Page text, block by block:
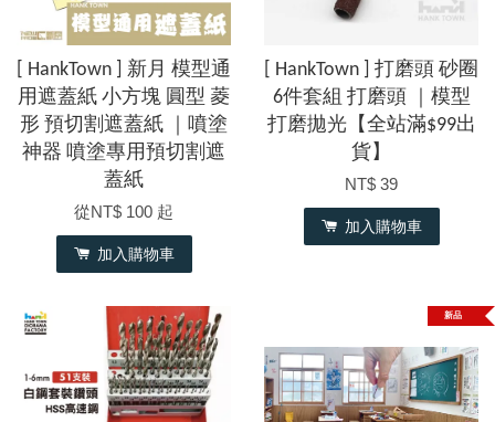
[ HankTown ] 新月 模型通
用遮蓋紙 小方塊 圓型 菱
形 預切割遮蓋紙 ｜噴塗
神器 噴塗專用預切割遮
蓋紙
從NT$ 100 起
加入購物車
[ HankTown ] 打磨頭 砂圈
6件套組 打磨頭 ｜模型
打磨拋光【全站滿$99出
貨】
NT$ 39
加入購物車
新品